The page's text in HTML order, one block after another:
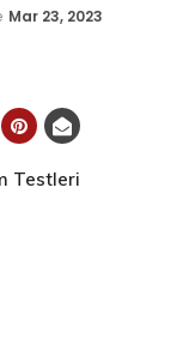
Mar 23, 2023
Testleri